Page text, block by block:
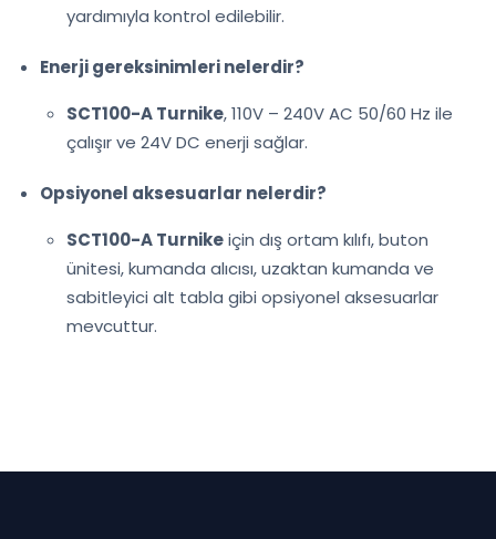
yardımıyla kontrol edilebilir.
Enerji gereksinimleri nelerdir?
SCT100-A Turnike, 110V – 240V AC 50/60 Hz ile
çalışır ve 24V DC enerji sağlar.
Opsiyonel aksesuarlar nelerdir?
SCT100-A Turnikeiçin dış ortam kılıfı, buton
ünitesi, kumanda alıcısı, uzaktan kumanda ve
sabitleyici alt tabla gibi opsiyonel aksesuarlar
mevcuttur.